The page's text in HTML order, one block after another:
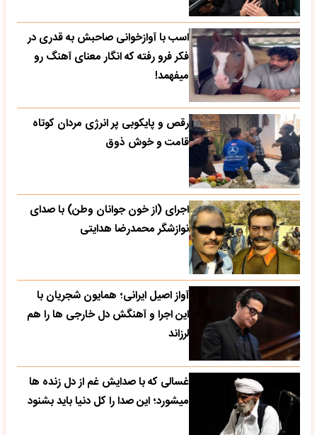
اسب با آوازخوانی صاحبش به قدری در
فکر فرو رفته که انگار معنای آهنگ رو
میفهمد!
رقص و پایکوبی پر انرژی مردان کوتاه
قامت و خوش ذوق
اجرای (از خون جوانان وطن) با صدای
نوازشگر محمدرضا هدایتی
آواز اصیل ایرانی؛ همایون شجریان با
این اجرا و آهنگش دل خارجی ها را هم
لرزاند
غسالی که با صدایش غم از دل زنده ها
میشورد؛ این صدا را کل دنیا باید بشنود